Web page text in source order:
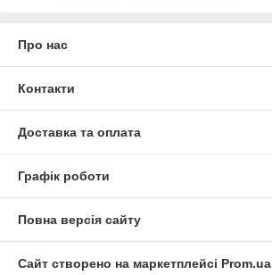
Про нас
Контакти
Доставка та оплата
Графік роботи
Повна версія сайту
Сайт створено на маркетплейсі Prom.ua